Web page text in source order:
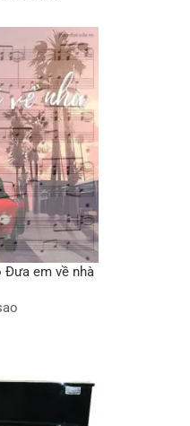
Đưa em về nhà